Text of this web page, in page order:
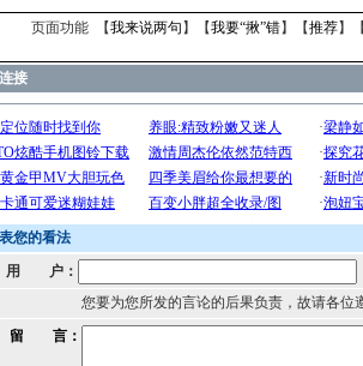
页面功能 【我来说两句 】【我要“揪”错】【推荐】
接
您的看法
用 户：
您要为您所发的言论的后果负责，故请各位
留 言：